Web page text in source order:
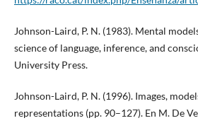
Johnson-Laird, P. N. (1983). Mental
science of language, inference, and
University Press.
Johnson-Laird, P. N. (1996). Images,
representations (pp. 90–127). En M. De